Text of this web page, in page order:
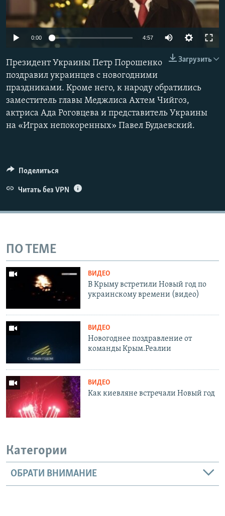
ПОБЕДИТЕЛЕЙ НЕ СУДЯТ?
КРЫМ.НЕПОКОРЕННЫЙ
ELIFBE
УКРАИНСКАЯ ПРОБЛЕМА КРЫМА
ПРИСОЕДИНЯЙТЕСЬ!
Все сайты RFE/RL
0:00 4:57
Загрузить
Президент Украины Петр Порошенко
поздравил украинцев с новогодними
праздниками. Кроме него, к народу обратились
заместитель главы Меджлиса Ахтем Чийгоз,
актриса Ада Роговцева и представитель Украины
на «Играх непокоренных» Павел Будаевский.
Поделиться
Читать без VPN
ПО ТЕМЕ
ВИДЕО
В Крыму встретили Новый год по
украинскому времени (видео)
ВИДЕО
Новогоднее поздравление от
команды Крым.Реалии
ВИДЕО
Как киевляне встречали Новый год
Категории
ОБРАТИ ВНИМАНИЕ